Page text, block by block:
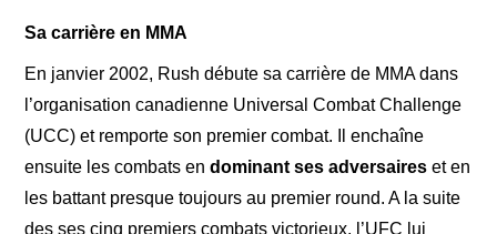
Sa carrière en MMA
En janvier 2002, Rush débute sa carrière de MMA dans
l’organisation canadienne Universal Combat Challenge
(UCC) et remporte son premier combat. Il enchaîne
ensuite les combats endominant ses adversaires et en
les battant presque toujours au premier round. A la suite
des ses cinq premiers combats victorieux, l’UFC lui